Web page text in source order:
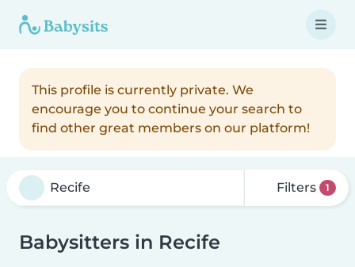
This profile is currently private. We
encourage you to continue your search to
find other great members on our platform!
Filters 1
Babysitters in Recife